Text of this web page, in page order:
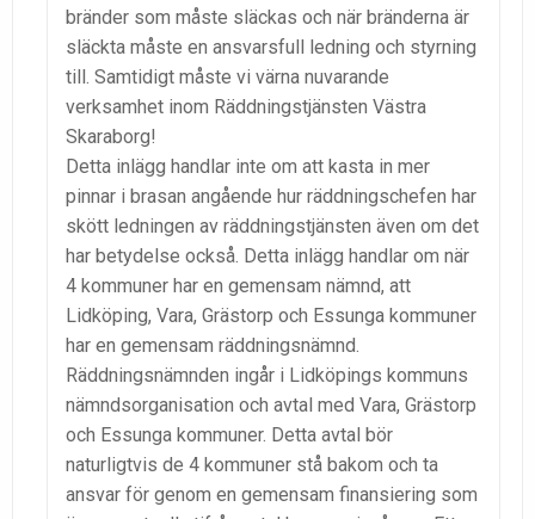
bränder som måste släckas och när bränderna är
släckta måste en ansvarsfull ledning och styrning
till. Samtidigt måste vi värna nuvarande
verksamhet inom Räddningstjänsten Västra
Skaraborg!
Detta inlägg handlar inte om att kasta in mer
pinnar i brasan angående hur räddningschefen har
skött ledningen av räddningstjänsten även om det
har betydelse också. Detta inlägg handlar om när
4 kommuner har en gemensam nämnd, att
Lidköping, Vara, Grästorp och Essunga kommuner
har en gemensam räddningsnämnd.
Räddningsnämnden ingår i Lidköpings kommuns
nämndsorganisation och avtal med Vara, Grästorp
och Essunga kommuner. Detta avtal bör
naturligtvis de 4 kommuner stå bakom och ta
ansvar för genom en gemensam finansiering som